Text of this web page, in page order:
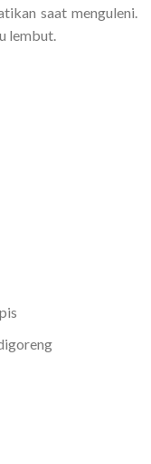
saat menguleni.
lembut.